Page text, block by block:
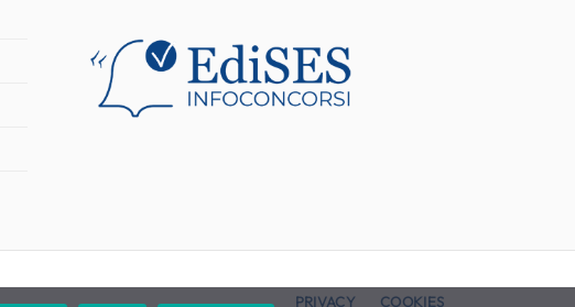
PRIVACY COOKIES